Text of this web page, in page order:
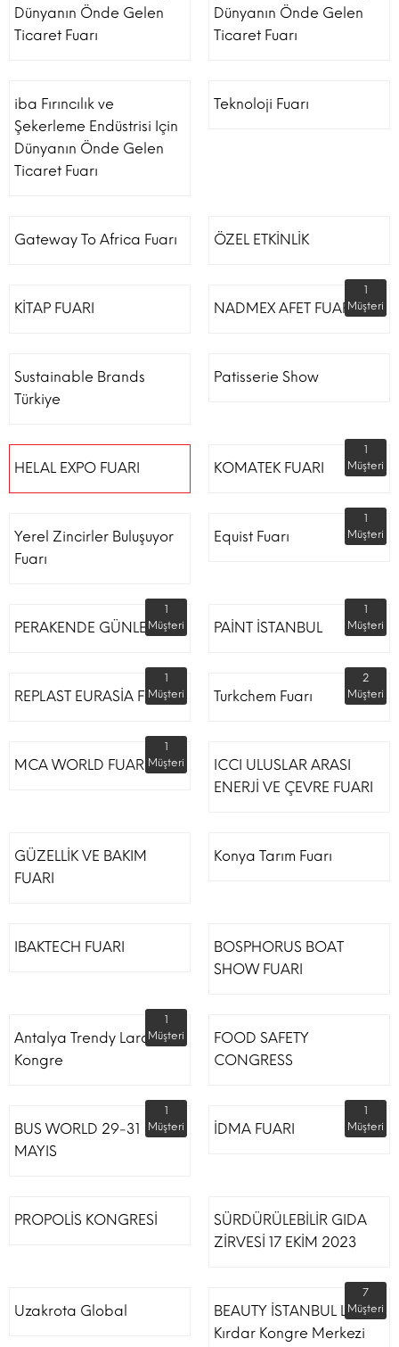
Dünyanın Önde Gelen
Ticaret Fuarı
Dünyanın Önde Gelen
Ticaret Fuarı
iba Fırıncılık ve
Şekerleme Endüstrisi Için
Dünyanın Önde Gelen
Ticaret Fuarı
Teknoloji Fuarı
Gateway To Africa Fuarı ÖZEL ETKİNLİK
KİTAP FUARI NADMEX AFET FUARI
1
Müşteri
Sustainable Brands
Türkiye
Patisserie Show
HELAL EXPO FUARI KOMATEK FUARI
1
Müşteri
Yerel Zincirler Buluşuyor
Fuarı
Equist Fuarı
1
Müşteri
PERAKENDE GÜNLERİ
1
Müşteri
PAİNT İSTANBUL
1
Müşteri
REPLAST EURASİA FUARI
1
Müşteri
Turkchem Fuarı
2
Müşteri
MCA WORLD FUARI
1
Müşteri
ICCI ULUSLAR ARASI
ENERJİ VE ÇEVRE FUARI
GÜZELLİK VE BAKIM
FUARI
Konya Tarım Fuarı
IBAKTECH FUARI
BOSPHORUS BOAT
SHOW FUARI
Antalya Trendy Lara Otel
Kongre
1
Müşteri
FOOD SAFETY
CONGRESS
BUS WORLD 29-31
MAYIS
1
Müşteri
İDMA FUARI
1
Müşteri
PROPOLİS KONGRESİ
SÜRDÜRÜLEBİLİR GIDA
ZİRVESİ 17 EKİM 2023
Uzakrota Global
BEAUTY İSTANBUL Lütfi
Kırdar Kongre Merkezi
7
Müşteri